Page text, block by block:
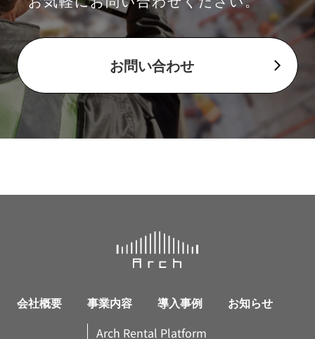
お問い合わせ
会社概要 事業内容
Arch Rental Platform
導入事例 お知らせ